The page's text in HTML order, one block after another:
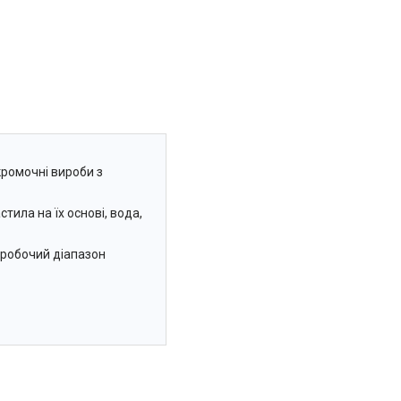
вироби з
на їх основі, вода,
діапазон